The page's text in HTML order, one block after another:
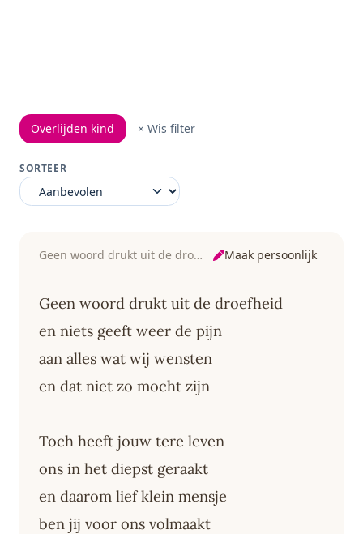
Overlijden kind × Wis filter
SORTEER
Geen woord drukt uit de droefheid Maak persoonlijk
Geen woord drukt uit de droefheid
en niets geeft weer de pijn
aan alles wat wij wensten
en dat niet zo mocht zijn
Toch heeft jouw tere leven
ons in het diepst geraakt
en daarom lief klein mensje
ben jij voor ons volmaakt